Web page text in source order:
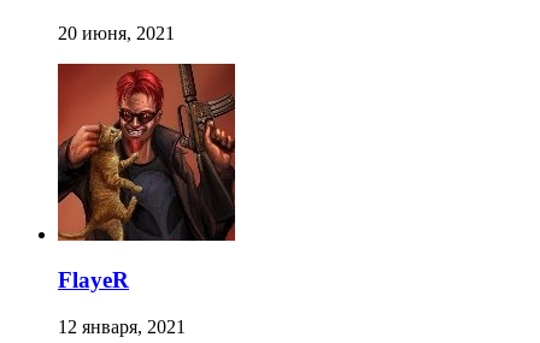
20 июня, 2021
FlayeR
12 января, 2021